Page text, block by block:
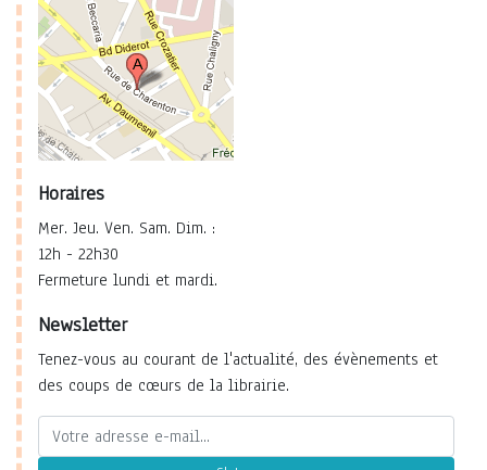
Horaires
Mer. Jeu. Ven. Sam. Dim. :
12h - 22h30
Fermeture lundi et mardi.
Newsletter
Tenez-vous au courant de l'actualité, des évènements et
des coups de cœurs de la librairie.